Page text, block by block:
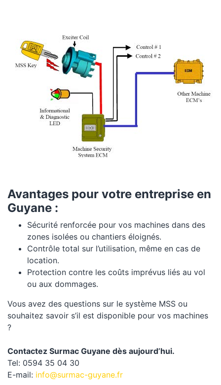
Avantages pour votre entreprise en
Guyane :
Sécurité renforcée pour vos machines dans des
zones isolées ou chantiers éloignés.
Contrôle total sur l’utilisation, même en cas de
location.
Protection contre les coûts imprévus liés au vol
ou aux dommages.
Vous avez des questions sur le système MSS ou
souhaitez savoir s’il est disponible pour vos machines
?
Contactez Surmac Guyane dès aujourd’hui.
Tel: 0594 35 04 30
E-mail: info@surmac-guyane.fr